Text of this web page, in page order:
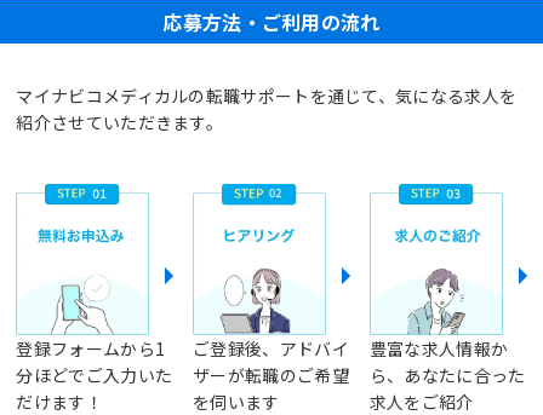
応募方法・ご利用の流れ
マイナビコメディカルの転職サポートを通じて、気になる求人を
紹介させていただきます。
登録フォームから1
分ほどでご入力いた
だけます！
ご登録後、アドバイ
ザーが転職のご希望
を伺います
豊富な求人情報か
ら、あなたに合った
求人をご紹介